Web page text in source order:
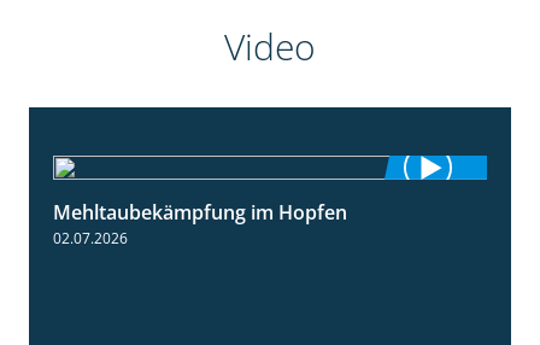
Video
Mehltaubekämpfung im Hopfen
02.07.2026